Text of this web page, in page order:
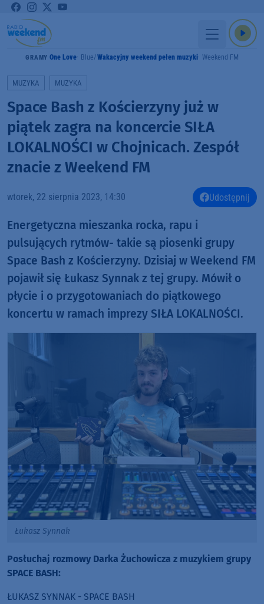
GRAMY One Love Blue Wakacyjny weekend pełen muzyki Weekend FM
MUZYKA MUZYKA
Space Bash z Kościerzyny już w
piątek zagra na koncercie SIŁA
LOKALNOŚCI w Chojnicach. Zespół
znacie z Weekend FM
wtorek, 22 sierpnia 2023, 14:30 Udostępnij
Energetyczna mieszanka rocka, rapu i
pulsujących rytmów- takie są piosenki grupy
Space Bash z Kościerzyny. Dzisiaj w Weekend FM
pojawił się Łukasz Synnak z tej grupy. Mówił o
płycie i o przygotowaniach do piątkowego
koncertu w ramach imprezy SIŁA LOKALNOŚCI.
Łukasz Synnak
Posłuchaj rozmowy Darka Żuchowicza z muzykiem grupy
SPACE BASH:
ŁUKASZ SYNNAK - SPACE BASH